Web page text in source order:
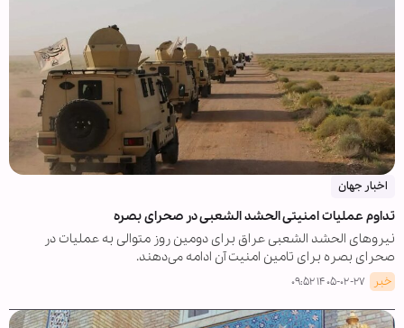
اخبار جهان
تداوم عملیات امنیتی الحشد الشعبی در صحرای بصره
نیروهای الحشد الشعبی عراق برای دومین روز متوالی به عملیات در
صحرای بصره برای تامین امنیت آن ادامه می‌دهند.
خبر ۱۴۰۵-۰۲-۲۷ ۰۹:۵۲